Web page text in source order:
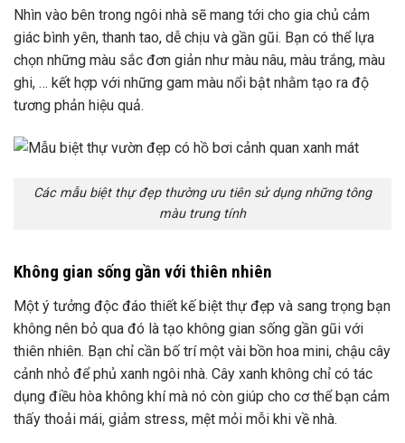
Nhìn vào bên trong ngôi nhà sẽ mang tới cho gia chủ cảm
giác bình yên, thanh tao, dễ chịu và gần gũi. Bạn có thể lựa
chọn những màu sắc đơn giản như màu nâu, màu trắng, màu
ghi, … kết hợp với những gam màu nổi bật nhằm tạo ra độ
tương phản hiệu quả.
Các mẫu biệt thự đẹp thường ưu tiên sử dụng những tông
màu trung tính
Không gian sống gần với thiên nhiên
Một ý tưởng độc đáo thiết kế biệt thự đẹp và sang trọng bạn
không nên bỏ qua đó là tạo không gian sống gần gũi với
thiên nhiên. Bạn chỉ cần bố trí một vài bồn hoa mini, chậu cây
cảnh nhỏ để phủ xanh ngôi nhà. Cây xanh không chỉ có tác
dụng điều hòa không khí mà nó còn giúp cho cơ thể bạn cảm
thấy thoải mái, giảm stress, mệt mỏi mỗi khi về nhà.